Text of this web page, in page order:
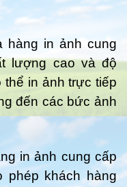
hàng in ảnh cung
lượng cao và độ
thể in ảnh trực tiếp
đến các bức ảnh
in ảnh cung cấp
phép khách hàng